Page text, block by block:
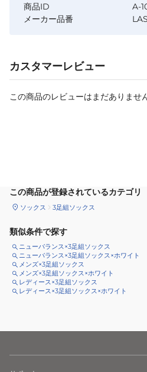
商品ID
A-
メーカー品番
カスタマーレビュー
この商品のレビューはまだありません
この商品が登録されているカテゴリ
ソックス 3足組ソックス
類似条件で探す
ニューバランス×3足組ソックス
ニューバランス×3足組ソックス×ホワイト
メンズ×3足組ソックス
メンズ×3足組ソックス×ホワイト
レディース×3足組ソックス
レディース×3足組ソックス×ホワイト